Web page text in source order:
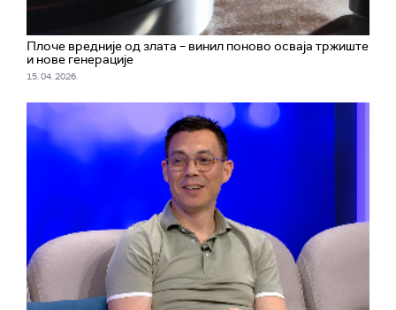
Плоче вредније од злата – винил поново осваја тржиште
и нове генерације
15. 04. 2026.